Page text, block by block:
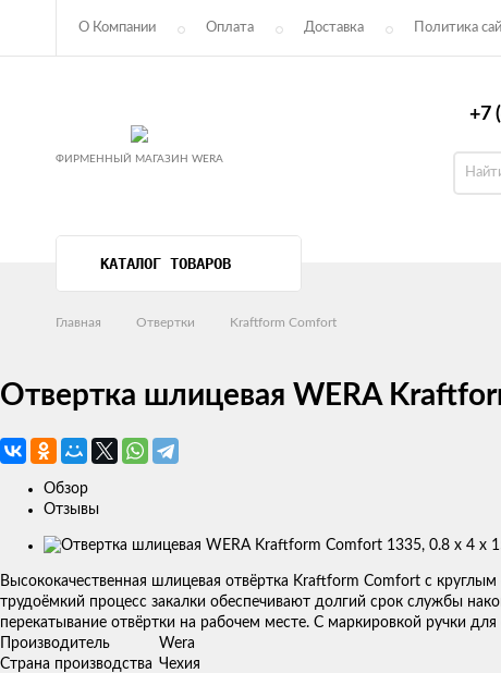
О Компании Оплата Доставка Политика
ФИРМЕННЫЙ МАГАЗИН WERA
+7
КАТАЛОГ ТОВАРОВ
Главная Отвертки Kraftform Comfort
Отвертка шлицевая WERA
Обзор
Отзывы
Изображения
товаров
Высококачественная шлицевая отвёртка Kraftform Comfort с
трудоёмкий процесс закалки обеспечивают долгий срок службы
перекатывание отвёртки на рабочем месте. С маркировкой ручки
Производитель
Wera
Страна производства Чехия